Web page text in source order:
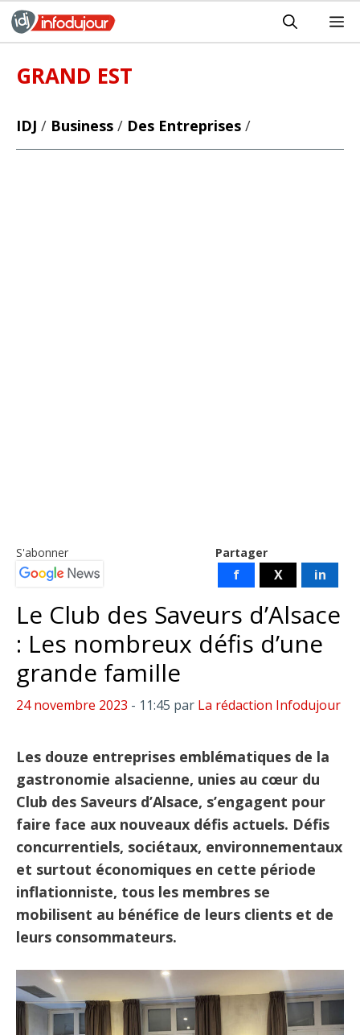
Aller
au
GRAND EST
IDJ / Business / Des Entreprises /
Partager
f X in
S'abonner
Le Club des Saveurs d’Alsace
: Les nombreux défis d’une
grande famille
24 novembre 2023 - 11:45 par La rédaction Infodujour
Les douze entreprises emblématiques de la
gastronomie alsacienne, unies au cœur du
Club des Saveurs d’Alsace, s’engagent pour
faire face aux nouveaux défis actuels. Défis
concurrentiels, sociétaux, environnementaux
et surtout économiques en cette période
inflationniste, tous les membres se
mobilisent au bénéfice de leurs clients et de
leurs consommateurs.